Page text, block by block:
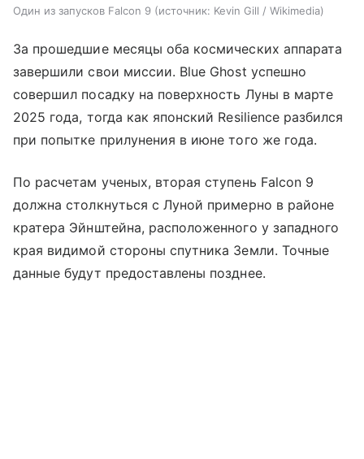
Один из запусков Falcon 9 источник: Kevin Gill / Wikimedia
За прошедшие месяцы оба космических аппарата
завершили свои миссии. Blue Ghost успешно
совершил посадку на поверхность Луны в марте
2025 года, тогда как японский Resilience разбился
при попытке прилунения в июне того же года.
По расчетам ученых, вторая ступень Falcon 9
должна столкнуться с Луной примерно в районе
кратера Эйнштейна, расположенного у западного
края видимой стороны спутника Земли. Точные
данные будут предоставлены позднее.